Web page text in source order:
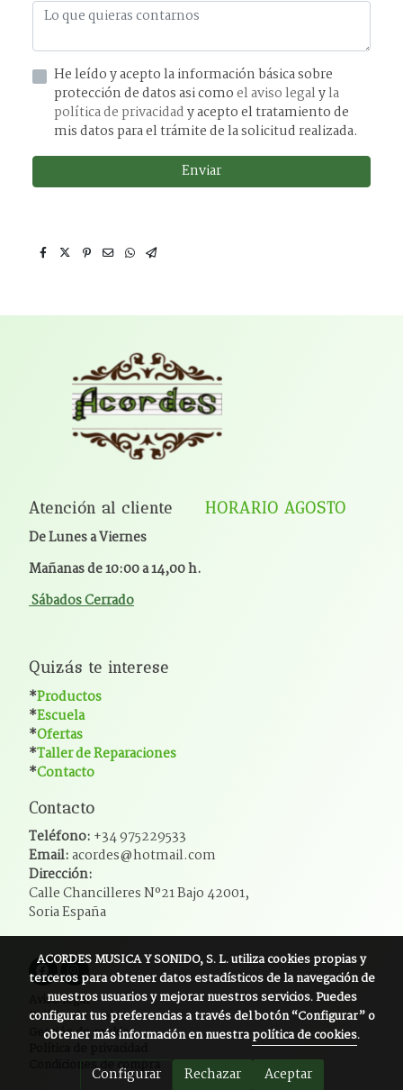
He leído y acepto la información básica sobre
protección de datos asi comoel aviso legalyla
política de privacidady acepto el tratamiento de
mis datos para el trámite de la solicitud realizada.
Enviar
Atención al cliente HORARIO AGOSTO
De Lunes a Viernes
Mañanas de 10:00 a 14,00 h.
Sábados Cerrado
Quizás te interese
*Productos
*Escuela
*Ofertas
*Taller de Reparaciones
*Contacto
Contacto
Teléfono: +34 975229533
Email:acordes@hotmail.com
Dirección:
Calle Chancilleres Nº21 Bajo 42001,
Soria España
Aviso legal
Política de cookies
Gestión de cookies
Condiciones de compra
ACORDES MUSICA Y SONIDO, S. L.utiliza cookies propias y
terceros para obtener datos estadísticos de la navegación de
nuestros usuarios y mejorar nuestros servicios. Puedes
configurar tus preferencias a través del botón “Configurar” o
obtener más información en nuestrapolítica de cookies.
Configurar Rechazar Aceptar